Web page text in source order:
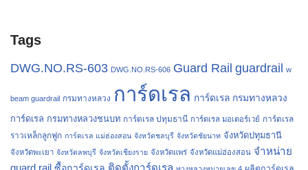
Tags
DWG.NO.RS-603 DWG.NO.RS-606 Guard Rail guardrail w
beam guardrail กรมทางหลวง การ์ดเรล การ์ดเรล กรมทางหลวง
การ์ดเรล กรมทางหลวงชนบท การ์ดเรล ปทุมธานี การ์ดเรล มอเตอร์เวย์ การ์ดเรล
ราวเหล็กลูกฟูก การ์ดเรล แม่ฮ่องสอน จังหวัดชลบุรี จังหวัดชัยนาท จังหวัดปทุมธานี
จังหวัดพะเยา จังหวัดลพบุรี จังหวัดเชียงราย จังหวัดแพร่ จังหวัดแม่ฮ่องสอน จำหน่าย